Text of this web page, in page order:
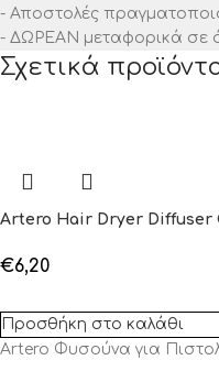
- Αποστολές
- ΔΩΡΕΑΝ μεταφορικά σε
Σχετικά
Artero Hair Dryer Diffuser
€6,20
Προσθήκη στο καλάθι
Artero Φυσούνα για